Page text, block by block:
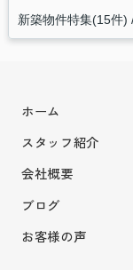
新築物件特集(15件)
ホーム
スタッフ紹介
会社概要
ブログ
お客様の声